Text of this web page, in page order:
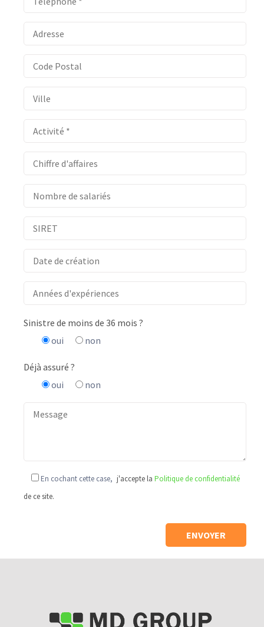
Sinistre de moins de 36 mois ?
oui
non
Déjà assuré ?
oui
non
En cochant cette case, j'accepte la Politique de confidentialité
de ce site.